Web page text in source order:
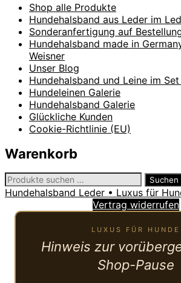
Shop alle Produkte
Hundehalsband aus Leder im
Sonderanfertigung auf
Hundehalsband made in
Weisner
Unser Blog
Hundehalsband und Leine im
Hundeleinen Galerie
Hundehalsband Galerie
Glückliche Kunden
Cookie-Richtlinie (EU)
Warenkorb
Suchen
nach:
Suchen
Hundehalsband Leder • Luxus für
Vertrag widerrufen
LUXUS FÜR HUNDE
Hinweis zur
Shop-Pause